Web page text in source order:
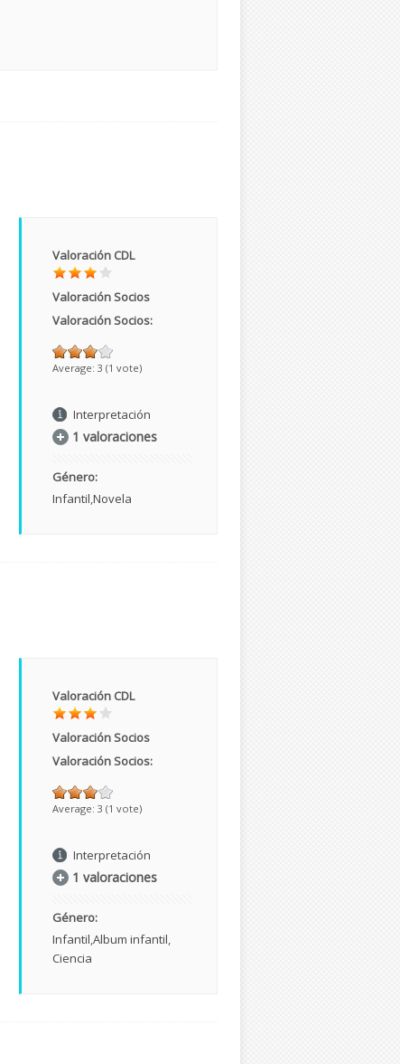
Valoración CDL
Valoración Socios
Valoración Socios:
Average: 3 (1 vote)
Interpretación
1 valoraciones
Género:
Infantil Novela
Valoración CDL
Valoración Socios
Valoración Socios:
Average: 3 (1 vote)
Interpretación
1 valoraciones
Género:
Infantil Album infantil
Ciencia